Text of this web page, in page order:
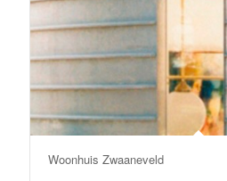
Woonhuis Zwaaneveld